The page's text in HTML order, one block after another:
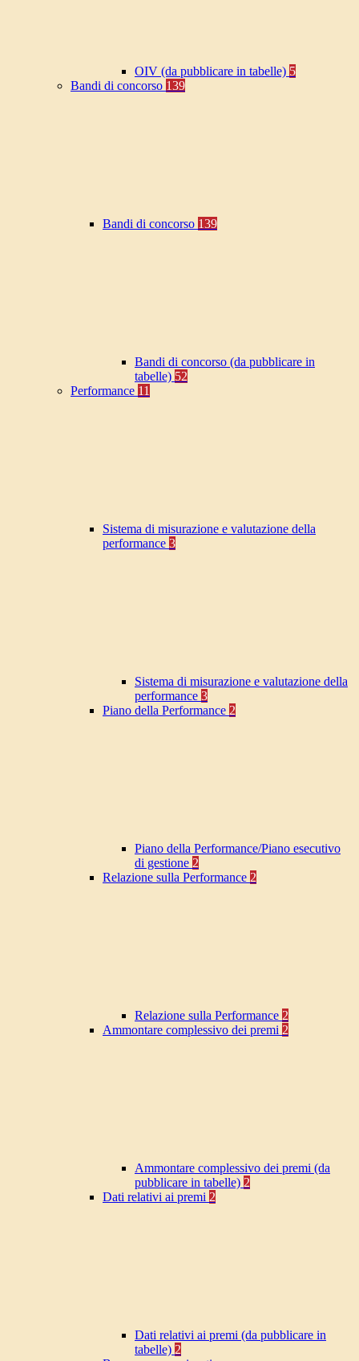
OIV (da pubblicare in tabelle) 5
Bandi di concorso 139
Bandi di concorso 139
Bandi di concorso (da pubblicare in
tabelle) 52
Performance 11
Sistema di misurazione e valutazione della
performance 3
Sistema di misurazione e valutazione della
performance 3
Piano della Performance 2
Piano della Performance/Piano esecutivo
di gestione 2
Relazione sulla Performance 2
Relazione sulla Performance 2
Ammontare complessivo dei premi 2
Ammontare complessivo dei premi (da
pubblicare in tabelle) 2
Dati relativi ai premi 2
Dati relativi ai premi (da pubblicare in
tabelle) 2